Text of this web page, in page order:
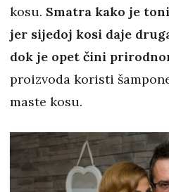
kosu. Smatra kako je
jer sijedoj kosi daje
dok je opet čini
proizvoda koristi
maste kosu.